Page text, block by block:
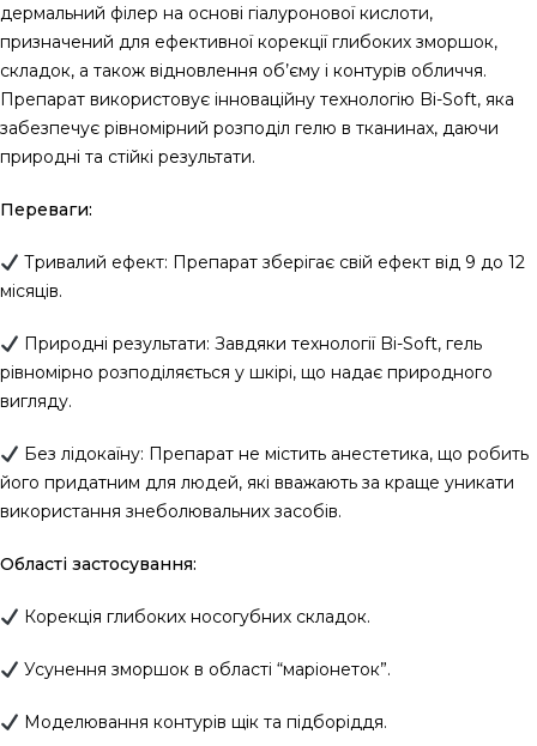
дермальний філер на основі гіалуронової кислоти,
призначений для ефективної корекції глибоких зморшок,
складок, а також відновлення об’єму і контурів обличчя.
Препарат використовує інноваційну технологію Bi-Soft, яка
забезпечує рівномірний розподіл гелю в тканинах, даючи
природні та стійкі результати.
Переваги:
Тривалий ефект: Препарат зберігає свій ефект від 9 до 12
місяців.
Природні результати: Завдяки технології Bi-Soft, гель
рівномірно розподіляється у шкірі, що надає природного
вигляду.
Без лідокаїну: Препарат не містить анестетика, що робить
його придатним для людей, які вважають за краще уникати
використання знеболювальних засобів.
Області застосування:
Корекція глибоких носогубних складок.
Усунення зморшок в області “маріонеток”.
Моделювання контурів щік та підборіддя.